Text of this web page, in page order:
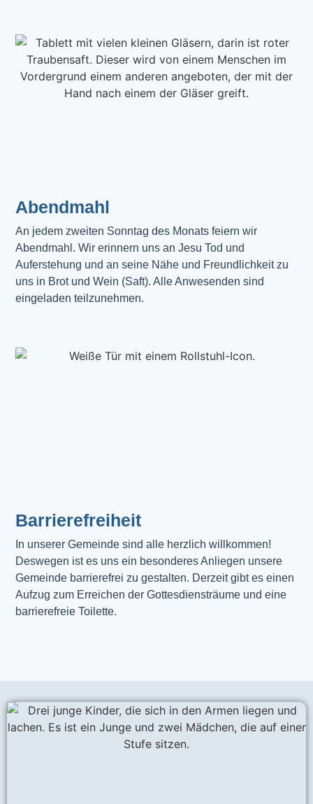
Abendmahl​
An jedem zweiten Sonntag des Monats feiern wir
Abendmahl. Wir erinnern uns an Jesu Tod und
Auferstehung und an seine Nähe und Freundlichkeit zu
uns in Brot und Wein (Saft). Alle Anwesenden sind
eingeladen teilzunehmen.
Barrierefreiheit
In unserer Gemeinde sind alle herzlich willkommen!
Deswegen ist es uns ein besonderes Anliegen unsere
Gemeinde barrierefrei zu gestalten. Derzeit gibt es einen
Aufzug zum Erreichen der Gottesdiensträume und eine
barrierefreie Toilette.